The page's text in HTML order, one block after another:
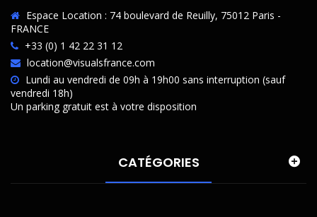
Espace Location : 74 boulevard de Reuilly, 75012 Paris -
FRANCE
+33 (0) 1 42 22 31 12
location@visualsfrance.com
Lundi au vendredi de 09h à 19h00 sans interruption (sauf
vendredi 18h)
Un parking gratuit est à votre disposition
CATÉGORIES